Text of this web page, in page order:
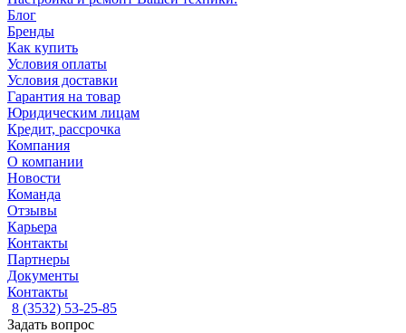
Блог
Бренды
Как купить
Условия оплаты
Условия доставки
Гарантия на товар
Юридическим лицам
Кредит, рассрочка
Компания
О компании
Новости
Команда
Отзывы
Карьера
Контакты
Партнеры
Документы
Контакты
8 (3532) 53-25-85
Задать вопрос